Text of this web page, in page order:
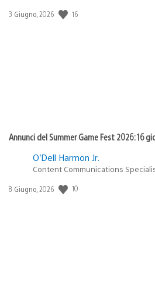
Data
3 Giugno, 2026 16
Annunci del Summer Game Fest 2026: 16
O’Dell Harmon Jr.
Content Communications
Data
8 Giugno, 2026 10